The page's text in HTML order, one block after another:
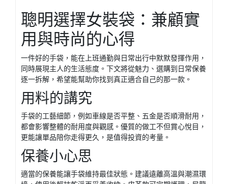
聰明選擇女裝袋：兼顧實
用與時尚的心得
一件好的手袋，能在上班通勤與日常出行中默默發揮作用，
同時展現主人的生活態度。下文將從魅力、選購到日常保養
逐一拆解，希望能幫助你找到真正適合自己的那一款。
用料的講究
手袋的工藝細節，例如車線是否平整、五金是否順滑耐用，
都會影響整體的耐用度與觀感。優質的做工不但賞心悅目，
更能讓單品陪你走得更久，是值得投資的考量。
保養小心思
適當的保養能讓手袋維持最佳狀態。建議遠離高溫與潮濕環